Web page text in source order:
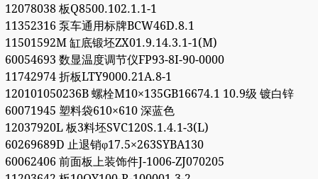
12078038 板Q8500.102.1.1-1
11352316 泵车通用标牌BCW46D.8.1
11501592M 缸底锻坯ZX01.9.14.3.1-1(M)
60054693 数显温度调节仪FP93-8I-90-0000
11742974 折板LTY9000.21A.8-1
120101050236B 螺栓M10×135GB16674.1 10.9级 镀白锌
60071945 塑料袋610×610 深蓝色
12037920L 板3料坯SVC120S.1.4.1-3(L)
60269689D 止退销φ17.5×263SYBA130
60062406 前面板上装饰件J-1006-ZJ070205